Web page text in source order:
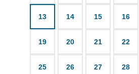
13 14 15 16
19 20 21 22
25 26 27 28